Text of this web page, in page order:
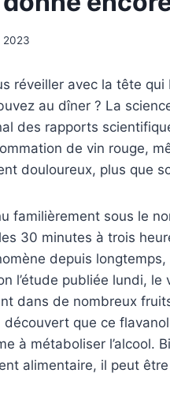
2023
réveiller avec la tête
au dîner ? La
des rapports
de vin rouge,
douloureux, plus que
familièrement sous le
30 minutes à trois
depuis
l’étude publiée lundi,
dans de nombreux
découvert que ce
à métaboliser l’alcool.
alimentaire, il peut